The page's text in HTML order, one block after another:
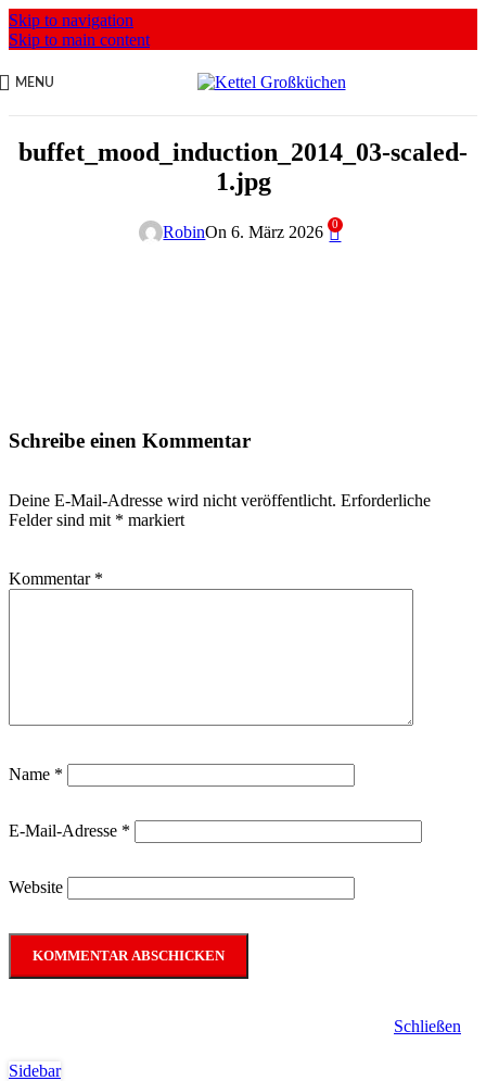
Skip to navigation
Skip to main content
MENU
buffet_mood_induction_2014_03-scaled-
1.jpg
RobinOn 6. März 2026 0
Schreibe einen Kommentar
Deine E-Mail-Adresse wird nicht veröffentlicht. Erforderliche
Felder sind mit * markiert
Kommentar *
Name *
E-Mail-Adresse *
Website
Schließen
Sidebar